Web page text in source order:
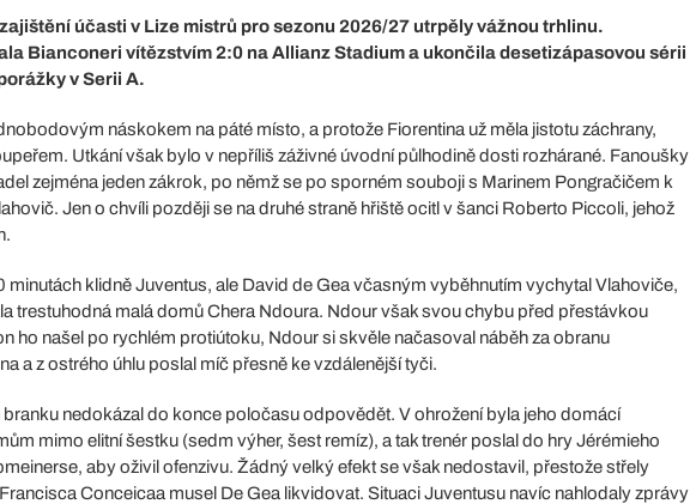
účasti v Lize mistrů pro sezonu 2026/27 utrpěly vážnou trhlinu.
Bianconeri vítězstvím 2:0 na Allianz Stadium a ukončila desetizápasovou sérii
v Serii A.
náskokem na páté místo, a protože Fiorentina už měla jistotu záchrany,
Utkání však bylo v nepříliš záživné úvodní půlhodině dosti rozhárané. Fanoušky
zejména jeden zákrok, po němž se po sporném souboji s Marinem Pongračičem k
Jen o chvíli později se na druhé straně hřiště ocitl v šanci Roberto Piccoli, jehož
minutách klidně Juventus, ale David de Gea včasným vyběhnutím vychytal Vlahoviče,
trestuhodná malá domů Chera Ndoura. Ndour však svou chybu před přestávkou
ho našel po rychlém protiútoku, Ndour si skvěle načasoval náběh za obranu
a z ostrého úhlu poslal míč přesně ke vzdálenější tyči.
nedokázal do konce poločasu odpovědět. V ohrožení byla jeho domácí
mimo elitní šestku (sedm výher, šest remíz), a tak trenér poslal do hry Jérémieho
aby oživil ofenzivu. Žádný velký efekt se však nedostavil, přestože střely
Conceicaa musel De Gea likvidovat. Situaci Juventusu navíc nahlodaly zprávy